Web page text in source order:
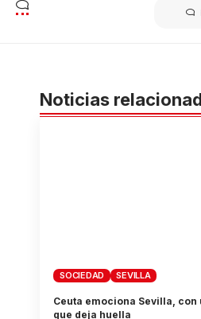
Noticias
SOCIEDAD SEVILLA
Ceuta emociona Sevilla,
que deja huella